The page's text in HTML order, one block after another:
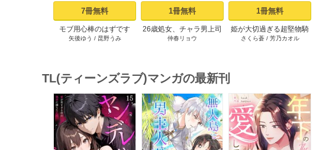
7冊無料
モブ用心棒のはずです
が、年下帝国外交官（ア
【単話版】 1話
矢後ゆう / 昆野うみ
1冊無料
26歳処女、チャラ男上司
に抱かれました【電子単
仲春リョウ
1冊無料
姫が大切過ぎる超堅物騎
士の理性が、媚薬で決壊
さくら蒼/ 芳乃カオル
TL(ティーンズラブ)マンガの最新刊
s